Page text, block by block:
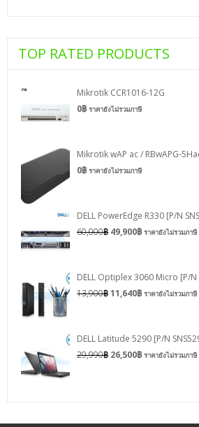
TOP RATED PRODUCTS
Mikrotik CCR1016-12G
0฿ ราคายังไม่รวมภาษี
Mikrotik wAP ac / RBwAPG-
0฿ ราคายังไม่รวมภาษี
DELL PowerEdge R330 [P/N
60,000฿ 49,900฿ ราคายังไม่รวมภาษี
DELL Optiplex 3060 Micro [P/N
13,900฿11,640฿ ราคายังไม่รวมภาษี
DELL Latitude 5290 [P/N
29,990฿ 26,500฿ ราคายังไม่รวมภาษี